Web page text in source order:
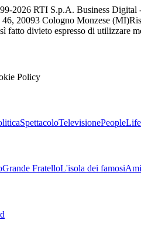
2026 RTI S.p.A. Business Digital
20093 Cologno Monzese (MI)
fatto divieto espresso di utilizzare
Policy
SpettacoloTelevisionePeople
Grande FratelloL'isola dei famosi